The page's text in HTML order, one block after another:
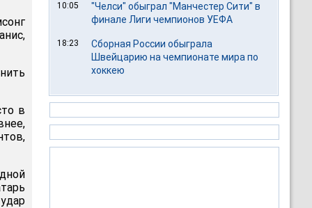
в
10:05
"Челси" обыграл "Манчестер Сити" в
финале Лиги чемпионов УЕФА
18:23
Сборная России обыграла
Швейцарию на чемпионате мира по
хоккею